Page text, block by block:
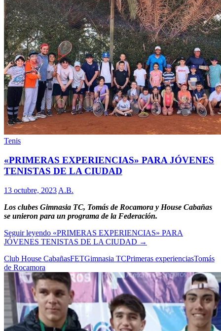
Tenis
«PRIMERAS EXPERIENCIAS» PARA JÓVENES
TENISTAS DE LA CIUDAD
13 octubre, 2023 A.B.
Los clubes Gimnasia TC, Tomás de Rocamora y House Cabañas
se unieron para un programa de la Federación.
Seguir leyendo «PRIMERAS EXPERIENCIAS» PARA
JÓVENES TENISTAS DE LA CIUDAD →
Club House CabañasFETGimnasia TCPrimeras experienciasTomás
de Rocamora